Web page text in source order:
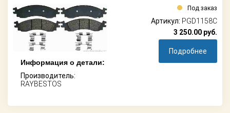
Информация о детали:
Производитель:
RAYBESTOS
Под заказ
Артикул: PGD1158C
3 250.00 руб.
Подробнее